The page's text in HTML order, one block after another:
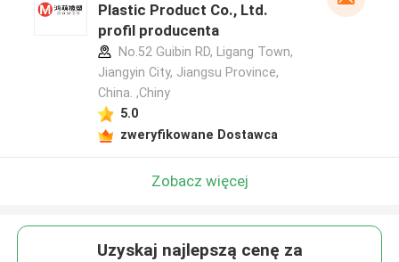
Plastic Product Co., Ltd.
profil producenta
No.52 Guibin RD, Ligang Town,
Jiangyin City, Jiangsu Province,
China. ,Chiny
5.0
zweryfikowane Dostawca
Zobacz więcej
Uzyskaj najlepszą cenę za